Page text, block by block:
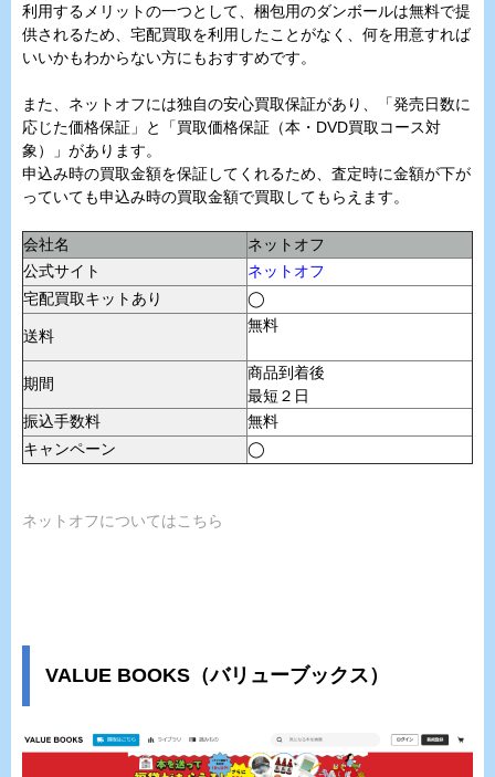
利用するメリットの一つとして、梱包用のダンボールは無料で提
供されるため、宅配買取を利用したことがなく、何を用意すれば
いいかもわからない方にもおすすめです。
また、ネットオフには独自の安心買取保証があり、「発売日数に
応じた価格保証」と「買取価格保証（本・DVD買取コース対
象）」があります。
申込み時の買取金額を保証してくれるため、査定時に金額が下が
っていても申込み時の買取金額で買取してもらえます。
会社名
ネットオフ
公式サイト
ネットオフ
宅配買取キットあり
◯
送料
無料
期間
商品到着後
最短２日
振込手数料
無料
キャンペーン
◯
ネットオフについてはこちら
VALUE BOOKS（バリューブックス）